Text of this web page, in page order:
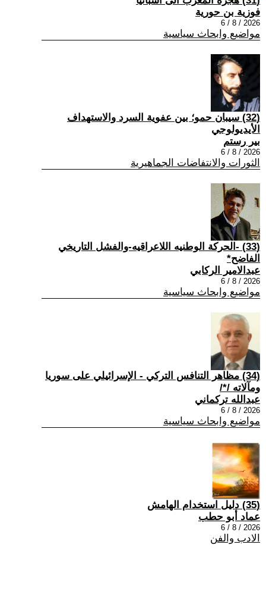
فوزية بن حورية
2026 / 8 / 6
مواضيع وابحاث سياسية
(32) سيبان حمو؛ بين عفوية السرد والاستهداف
الأيديولوجي
بير رستم
2026 / 8 / 6
الثورات والانتفاضات الجماهيرية
(33) -الحركة الوطنيه اللاعراقيه-والفشل التاريخي
الفاضح*
عبدالامير الركابي
2026 / 8 / 6
مواضيع وابحاث سياسية
(34) مظاهر التنافس التركي - الإسرائيلي على سوريا
ومآلاته /*/
عبدالله تركماني
2026 / 8 / 6
مواضيع وابحاث سياسية
(35) دليل استخدام الهامش
عماد أبو حطب
2026 / 8 / 6
الادب والفن